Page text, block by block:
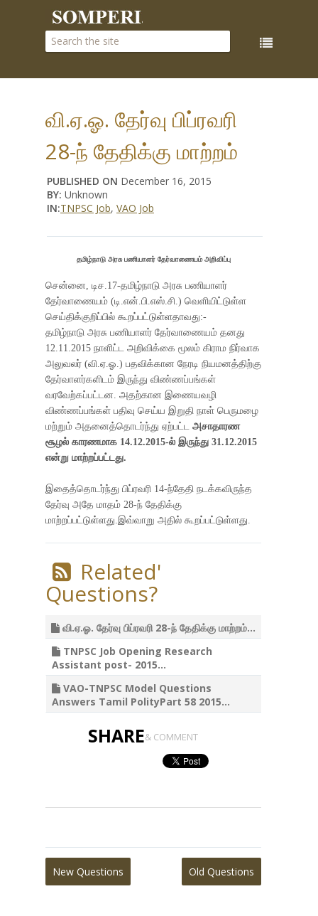
வி.ஏ.ஓ. தேர்வு பிப்ரவரி
28-ந் தேதிக்கு மாற்றம்
PUBLISHED ON December 16, 2015
BY: Unknown
IN:TNPSC Job, VAO Job
தமிழ்நாடு அரசு பணியாளர் தேர்வாணையம் அறிவிப்பு
சென்னை, டிச.17-தமிழ்நாடு அரசு பணியாளர்
தேர்வாணையம் (டி.என்.பி.எஸ்.சி.) வெளியிட்டுள்ள
செய்திக்குறிப்பில் கூறப்பட்டுள்ளதாவது:-
தமிழ்நாடு அரசு பணியாளர் தேர்வாணையம் தனது
12.11.2015 நாளிட்ட அறிவிக்கை மூலம் கிராம நிர்வாக
அலுவலர் (வி.ஏ.ஓ.) பதவிக்கான நேரடி நியமனத்திற்கு
தேர்வாளர்களிடம் இருந்து விண்ணப்பங்கள்
வரவேற்கப்பட்டன. அதற்கான இணையவழி
விண்ணப்பங்கள் பதிவு செய்ய இறுதி நாள் பெருமழை
மற்றும் அதனைத்தொடர்ந்து ஏற்பட்ட அசாதாரண
சூழல் காரணமாக 14.12.2015-ல் இருந்து 31.12.2015
என்று மாற்றப்பட்டது.
இதைத்தொடர்ந்து பிப்ரவரி 14-ந்தேதி நடக்கவிருந்த
தேர்வு அதே மாதம் 28-ந் தேதிக்கு
மாற்றப்பட்டுள்ளது.இவ்வாறு அதில் கூறப்பட்டுள்ளது.
Related'
Questions?
வி.ஏ.ஓ. தேர்வு பிப்ரவரி 28-ந் தேதிக்கு மாற்றம்...
TNPSC Job Opening Research
Assistant post- 2015...
VAO-TNPSC Model Questions
Answers Tamil PolityPart 58 2015...
SHARE& COMMENT
New Questions Old Questions